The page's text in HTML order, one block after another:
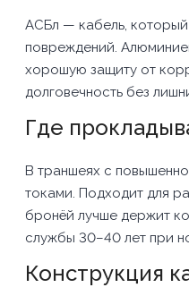
АСБл — кабель, который
повреждений.
хорошую защиту от
долговечность без
Где
В траншеях с
токами. Подходит для
бронёй лучше держит
службы 30–40 лет при
Конструкция